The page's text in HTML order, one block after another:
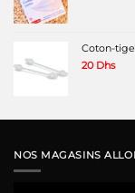
Coton-
20 Dhs
NOS MAGASINS